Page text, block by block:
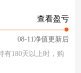
查看盈亏
08-11净值更新后
有180天以上时，购